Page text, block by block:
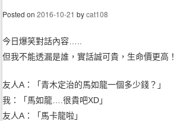
Posted on2016-10-21 bycat108
今日爆笑對話內容…..
但我不能透漏是誰，實話誠可貴，生命價更高！
友人A：「青木定治的馬如龍一個多少錢？」
我：「馬如龍….很貴吧XD」
友人A：「馬卡龍啦」